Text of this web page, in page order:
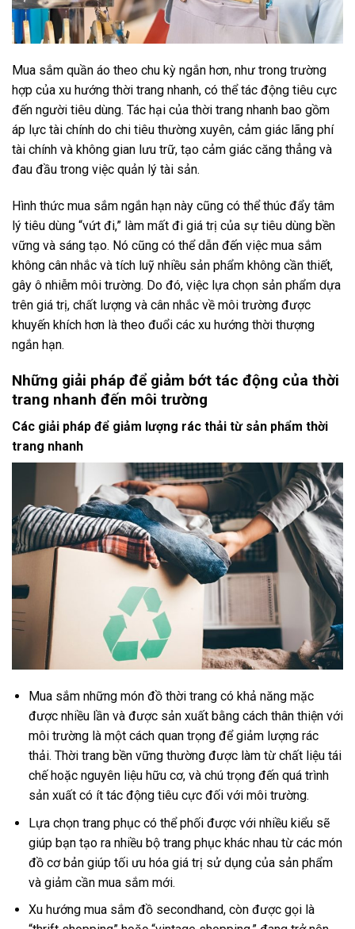
Mua sắm quần áo theo chu kỳ ngắn hơn, như trong trường
hợp của xu hướng thời trang nhanh, có thể tác động tiêu cực
đến người tiêu dùng. Tác hại của thời trang nhanh bao gồm
áp lực tài chính do chi tiêu thường xuyên, cảm giác lãng phí
tài chính và không gian lưu trữ, tạo cảm giác căng thẳng và
đau đầu trong việc quản lý tài sản.
Hình thức mua sắm ngắn hạn này cũng có thể thúc đẩy tâm
lý tiêu dùng “vứt đi,” làm mất đi giá trị của sự tiêu dùng bền
vững và sáng tạo. Nó cũng có thể dẫn đến việc mua sắm
không cân nhắc và tích luỹ nhiều sản phẩm không cần thiết,
gây ô nhiễm môi trường. Do đó, việc lựa chọn sản phẩm dựa
trên giá trị, chất lượng và cân nhắc về môi trường được
khuyến khích hơn là theo đuổi các xu hướng thời thượng
ngắn hạn.
Những giải pháp để giảm bớt tác động của thời
trang nhanh đến môi trường
Các giải pháp để giảm lượng rác thải từ sản phẩm thời
trang nhanh
Mua sắm những món đồ thời trang có khả năng mặc
được nhiều lần và được sản xuất bằng cách thân thiện với
môi trường là một cách quan trọng để giảm lượng rác
thải. Thời trang bền vững thường được làm từ chất liệu tái
chế hoặc nguyên liệu hữu cơ, và chú trọng đến quá trình
sản xuất có ít tác động tiêu cực đối với môi trường.
Lựa chọn trang phục có thể phối được với nhiều kiểu sẽ
giúp bạn tạo ra nhiều bộ trang phục khác nhau từ các món
đồ cơ bản giúp tối ưu hóa giá trị sử dụng của sản phẩm
và giảm cần mua sắm mới.
Xu hướng mua sắm đồ secondhand, còn được gọi là